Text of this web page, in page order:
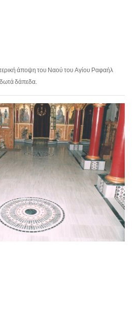
άποψη του Ναού του Αγίου Ραφαήλ
δάπεδα.